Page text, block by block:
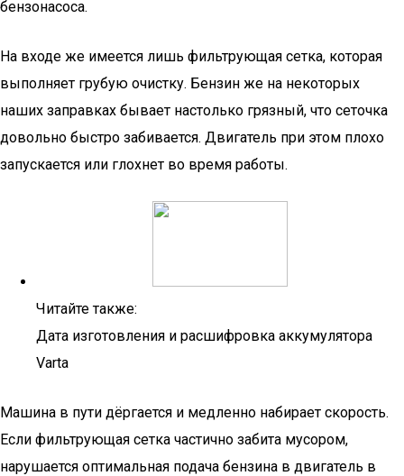
бензонасоса.
На входе же имеется лишь фильтрующая сетка, которая
выполняет грубую очистку. Бензин же на некоторых
наших заправках бывает настолько грязный, что сеточка
довольно быстро забивается. Двигатель при этом плохо
запускается или глохнет во время работы.
Читайте также:
Дата изготовления и расшифровка аккумулятора
Varta
Машина в пути дёргается и медленно набирает скорость.
Если фильтрующая сетка частично забита мусором,
нарушается оптимальная подача бензина в двигатель в